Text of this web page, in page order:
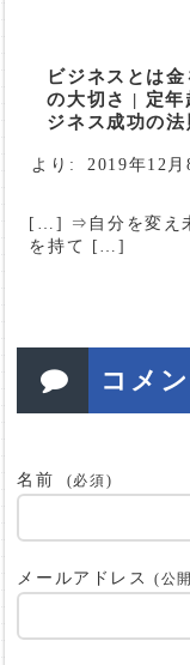
ビジネスとは
の大切さ | 定年
ジネス成功の法
より: 2019年12
[…] ⇒自分を変え
を持て […]
コメ
名前 (必須)
メールアドレス(公